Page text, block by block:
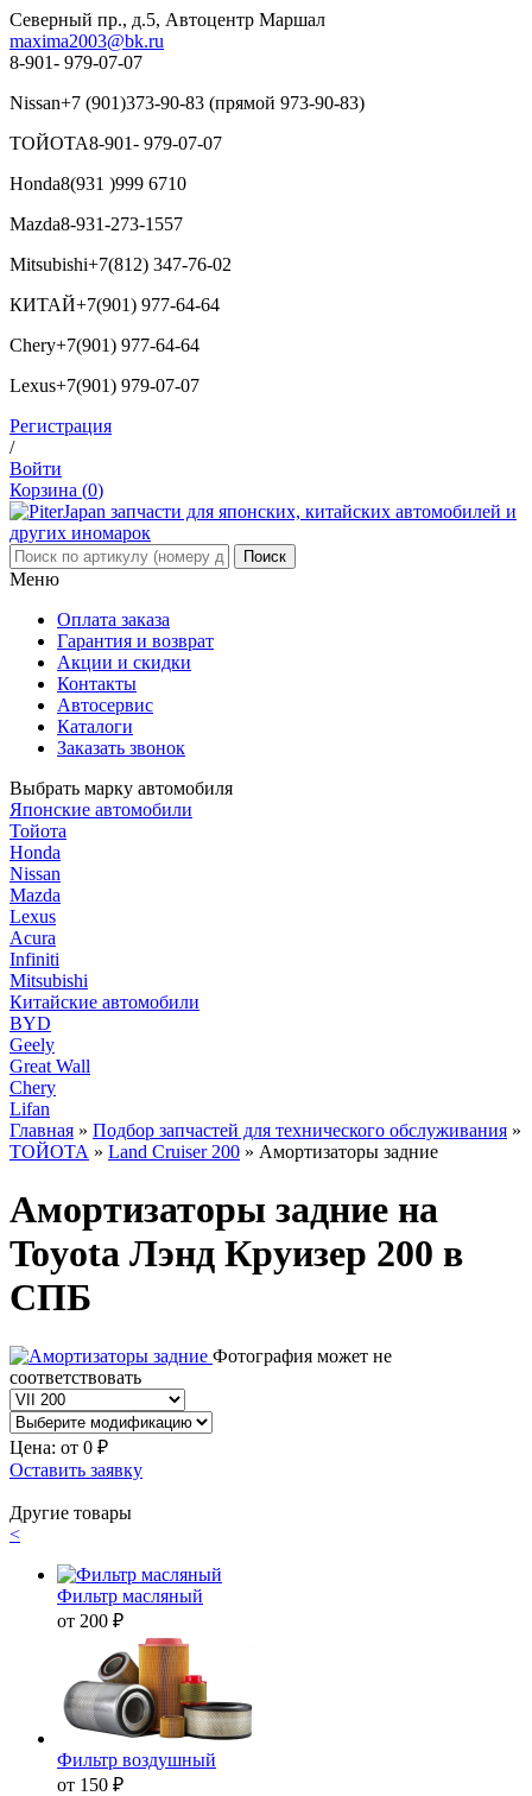
Северный пр., д.5, Автоцентр Маршал
maxima2003@bk.ru
8-901- 979-07-07
Nissan+7 (901)373-90-83 (прямой 973-90-83)
ТОЙОТА8-901- 979-07-07
Honda8(931 )999 6710
Mazda8-931-273-1557
Mitsubishi+7(812) 347-76-02
КИТАЙ+7(901) 977-64-64
Chery+7(901) 977-64-64
Lexus+7(901) 979-07-07
Регистрация
/
Войти
Корзина (0)
Меню
Оплата заказа
Гарантия и возврат
Акции и скидки
Контакты
Автосервис
Каталоги
Заказать звонок
Выбрать марку автомобиля
Японские автомобили
Тойота
Honda
Nissan
Mazda
Lexus
Acura
Infiniti
Mitsubishi
Китайские автомобили
BYD
Geely
Great Wall
Chery
Lifan
Главная » Подбор запчастей для технического обслуживания »
ТОЙОТА » Land Cruiser 200 » Амортизаторы задние
Амортизаторы задние на
Toyota Лэнд Круизер 200 в
СПБ
Фотография может не
соответствовать
Цена: от 0 ₽
Оставить заявку
Другие товары
<
Фильтр масляный
от 200 ₽
Фильтр воздушный
от 150 ₽